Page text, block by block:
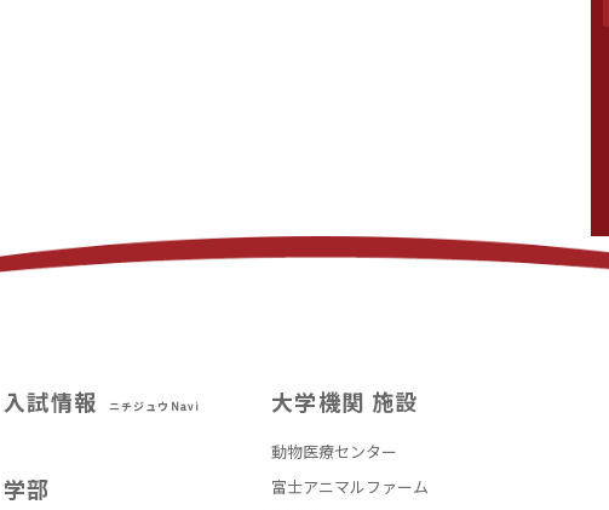
入試情報 ニチジュウNavi
学部
大学機関 施設
動物医療センター
富士アニマルファーム